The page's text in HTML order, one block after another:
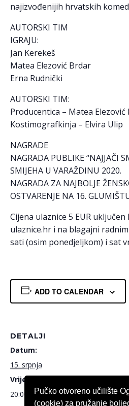
najizvođenijih hrvatskih
AUTORSKI TIM
IGRAJU:
Jan Kerekeš
Matea Elezović Brdar
Erna Rudnički
AUTORSKI TIM:
Producentica – Matea Elezović
Kostimografkinja – Elvira Ulip
NAGRADE
NAGRADA PUBLIKE “NAJJAČI
SMIJEHA U VARAŽDINU 2020.
NAGRADA ZA NAJBOLJE
OSTVARENJE NA 16.
Cijena ulaznice 5 EUR
ulaznice.hr i na blagajni
sati (osim ponedjeljkom) i sat
ADD TO CALENDAR
DETALJI
Datum:
15. srpnja
Vrijeme:
20:00
Pučko otvoreno učilište
(cookie) za pružanje